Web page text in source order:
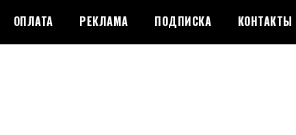
ОПЛАТА РЕКЛАМА ПОДПИСКА КОНТАКТЫ